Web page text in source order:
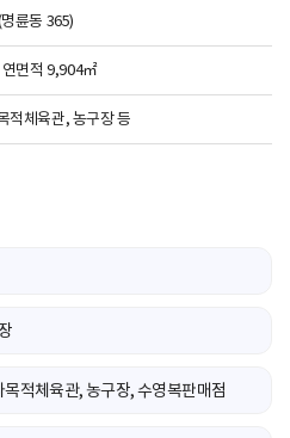
륜동 365)
면적 9,904㎡
적체육관, 농구장 등
적체육관, 농구장, 수영복판매점